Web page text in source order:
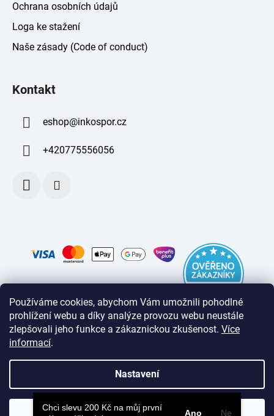
Používáme cookies, abychom Vám umožnili pohodlné
prohlížení webu a díky analýze provozu webu neustále
zlepšovali jeho funkce a zákaznickou zkušenost. Více
informací.
Nastavení
Souhlasím
Ochrana osobních údajů
Loga ke stažení
Naše zásady (Code of conduct)
Kontakt
eshop@inkospor.cz
+420775556056
Chci slevu 200 Kč na můj první
Ano Ne